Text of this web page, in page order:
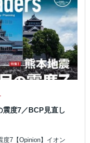
度7／BCP見直し
度7【Opinion】イオン